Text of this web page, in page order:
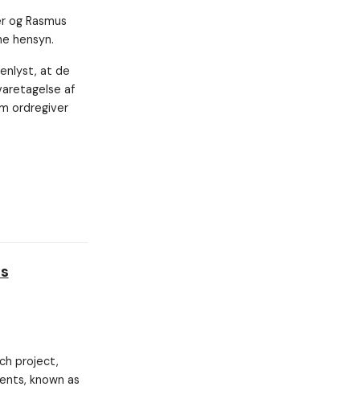
og Rasmus
hensyn.
at de
af
ordregiver
project,
known as